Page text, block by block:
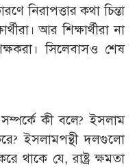
নিরাপত্তার কথা চিন্তা
আর শিক্ষার্থীরা না
সিলেবাসও শেষ
সম্পর্কে কী বলে? ইসলাম
ইসলামপন্থী দলগুলো
থাকে যে, রাষ্ট্র ক্ষমতা